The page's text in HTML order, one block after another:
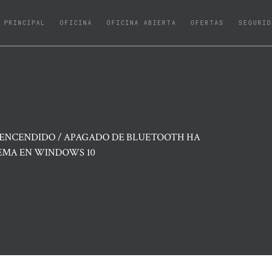
PRINCIPAL (CURRENT)
OFICINA OFICINA ABIERTA OFERTAS
/ APAGADO DE BLUETOOTH HA
EN WINDOWS 10